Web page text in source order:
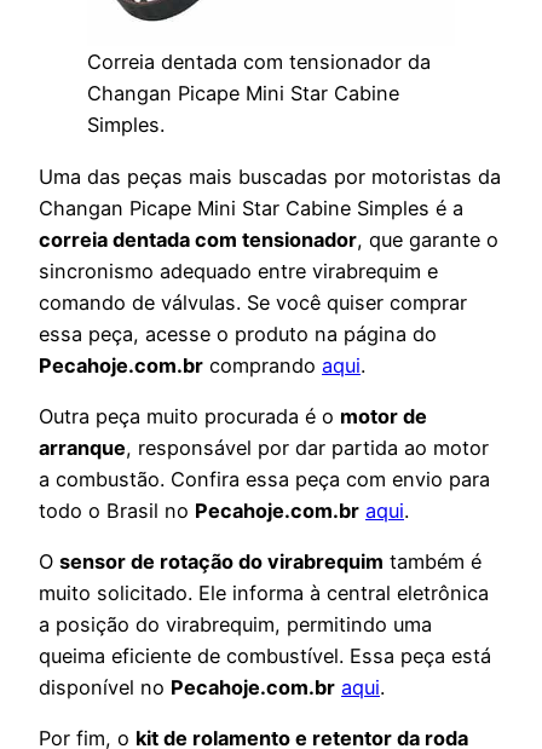
Correia dentada com tensionador da
Changan Picape Mini Star Cabine
Simples.
Uma das peças mais buscadas por motoristas da
Changan Picape Mini Star Cabine Simples é a
correia dentada com tensionador, que garante o
sincronismo adequado entre virabrequim e
comando de válvulas. Se você quiser comprar
essa peça, acesse o produto na página do
Pecahoje.com.br comprando aqui.
Outra peça muito procurada é o motor de
arranque, responsável por dar partida ao motor
a combustão. Confira essa peça com envio para
todo o Brasil no Pecahoje.com.br aqui.
O sensor de rotação do virabrequim também é
muito solicitado. Ele informa à central eletrônica
a posição do virabrequim, permitindo uma
queima eficiente de combustível. Essa peça está
disponível no Pecahoje.com.br aqui.
Por fim, o kit de rolamento e retentor da roda